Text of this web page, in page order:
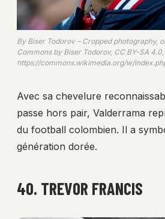
By Biser Todorov – Cropped photography,
Commons by Biser Todorov, CC BY-SA 4.0,
https://commons.wikimedia.org/w/
Avec sa chevelure
passe hors pair, Valderrama
du football colombien. Il a
génération dorée.
40. TREVOR FRANCIS